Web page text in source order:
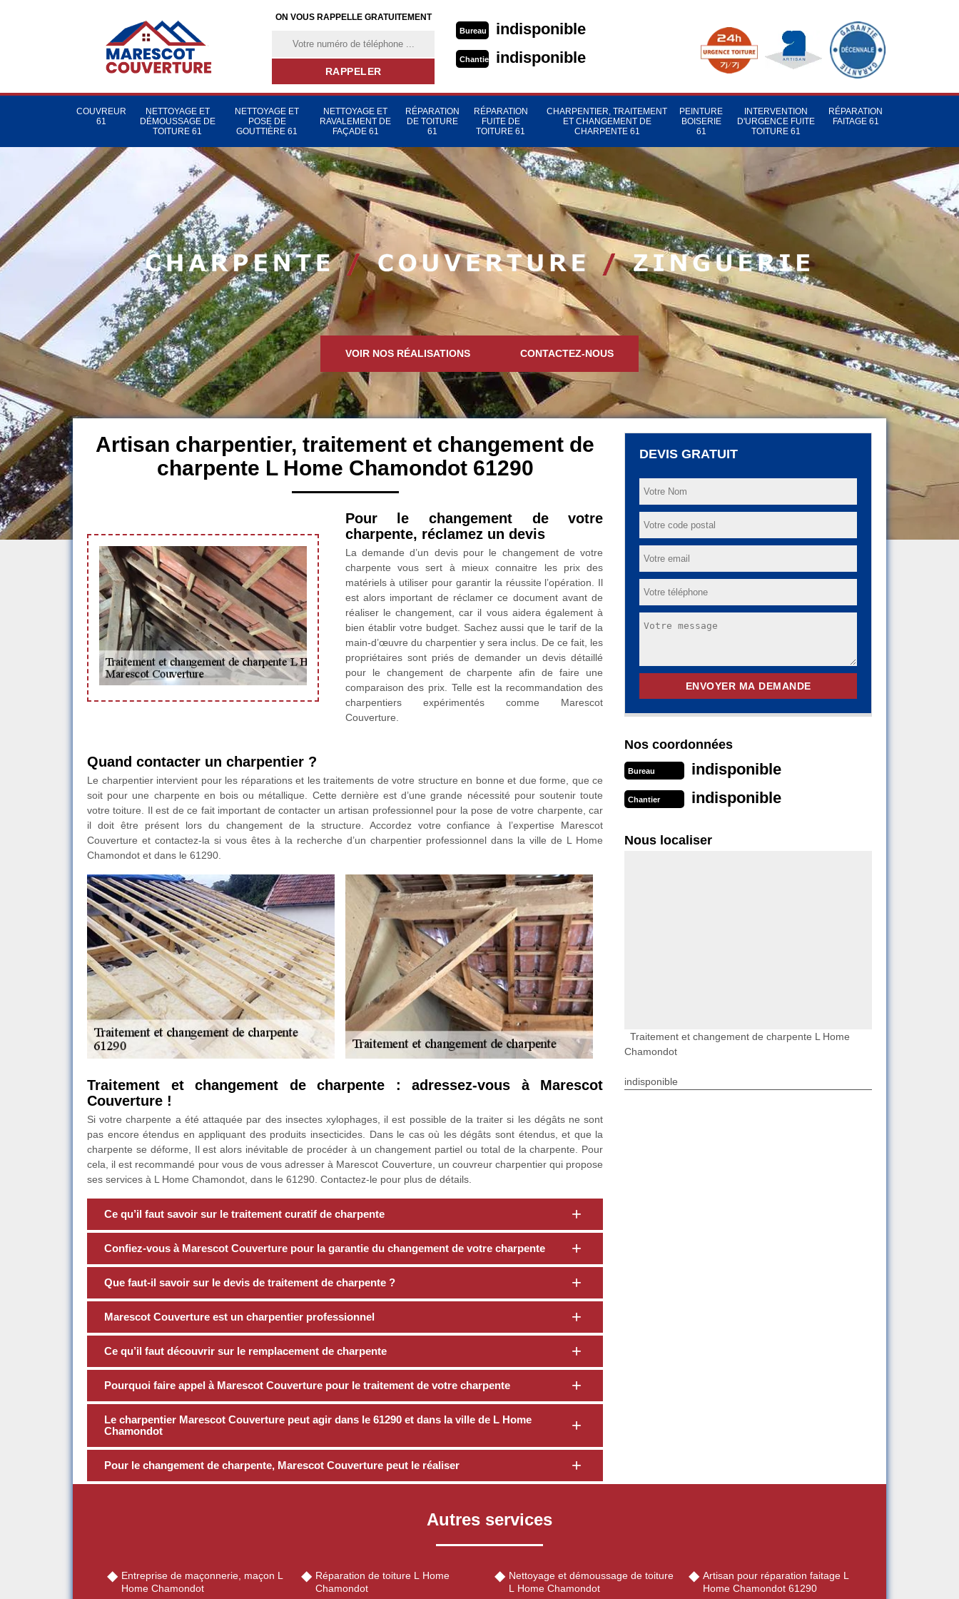
ON VOUS RAPPELLE GRATUITEMENT
Bureau indisponible
Chantier indisponible
COUVREUR
61
NETTOYAGE ET
DÉMOUSSAGE DE
TOITURE 61
NETTOYAGE ET
POSE DE
GOUTTIÈRE 61
NETTOYAGE ET
RAVALEMENT DE
FAÇADE 61
RÉPARATION
DE TOITURE
61
RÉPARATION
FUITE DE
TOITURE 61
CHARPENTIER, TRAITEMENT
ET CHANGEMENT DE
CHARPENTE 61
PEINTURE
BOISERIE
61
INTERVENTION
D'URGENCE FUITE
TOITURE 61
RÉPARATION
FAITAGE 61
VOIR NOS RÉALISATIONS CONTACTEZ-NOUS
Artisan charpentier, traitement et changement de
charpente L Home Chamondot 61290
Pour le changement de votre
charpente, réclamez un devis
La demande d’un devis pour le changement de votre
charpente vous sert à mieux connaitre les prix des
matériels à utiliser pour garantir la réussite l’opération. Il
est alors important de réclamer ce document avant de
réaliser le changement, car il vous aidera également à
bien établir votre budget. Sachez aussi que le tarif de la
main-d’œuvre du charpentier y sera inclus. De ce fait, les
propriétaires sont priés de demander un devis détaillé
pour le changement de charpente afin de faire une
comparaison des prix. Telle est la recommandation des
charpentiers expérimentés comme Marescot
Couverture.
Quand contacter un charpentier ?
Le charpentier intervient pour les réparations et les traitements de votre structure en bonne et due forme, que ce
soit pour une charpente en bois ou métallique. Cette dernière est d’une grande nécessité pour soutenir toute
votre toiture. Il est de ce fait important de contacter un artisan professionnel pour la pose de votre charpente, car
il doit être présent lors du changement de la structure. Accordez votre confiance à l’expertise Marescot
Couverture et contactez-la si vous êtes à la recherche d’un charpentier professionnel dans la ville de L Home
Chamondot et dans le 61290.
Traitement et changement de charpente : adressez-vous à Marescot
Couverture !
Si votre charpente a été attaquée par des insectes xylophages, il est possible de la traiter si les dégâts ne sont
pas encore étendus en appliquant des produits insecticides. Dans le cas où les dégâts sont étendus, et que la
charpente se déforme, Il est alors inévitable de procéder à un changement partiel ou total de la charpente. Pour
cela, il est recommandé pour vous de vous adresser à Marescot Couverture, un couvreur charpentier qui propose
ses services à L Home Chamondot, dans le 61290. Contactez-le pour plus de détails.
Ce qu’il faut savoir sur le traitement curatif de charpente
Confiez-vous à Marescot Couverture pour la garantie du changement de votre charpente
Que faut-il savoir sur le devis de traitement de charpente ?
Marescot Couverture est un charpentier professionnel
Ce qu’il faut découvrir sur le remplacement de charpente
Pourquoi faire appel à Marescot Couverture pour le traitement de votre charpente
Le charpentier Marescot Couverture peut agir dans le 61290 et dans la ville de L Home
Chamondot
Pour le changement de charpente, Marescot Couverture peut le réaliser
DEVIS GRATUIT
Nos coordonnées
Bureau indisponible
Chantier indisponible
Nous localiser
Traitement et changement de charpente L Home
Chamondot
indisponible
Autres services
Entreprise de maçonnerie, maçon L
Home Chamondot
Réparation de toiture L Home
Chamondot
Nettoyage et démoussage de toiture
L Home Chamondot
Artisan pour réparation faitage L
Home Chamondot 61290